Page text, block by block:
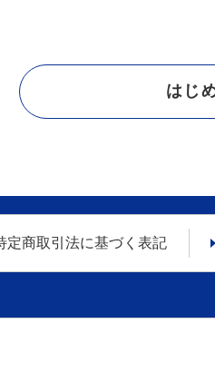
はじ
定商取引法に基づく表記